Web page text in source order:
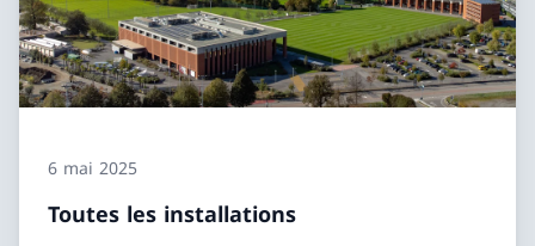
6 mai 2025
Toutes les installations